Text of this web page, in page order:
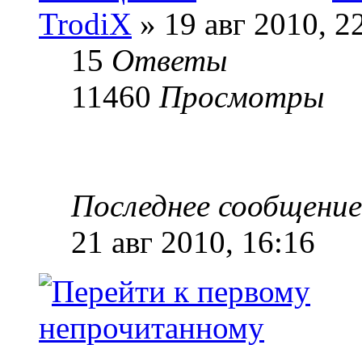
TrodiX » 19 авг 2010,
15 Ответы
11460 Просмотры
Последнее
21 авг 2010, 16:16